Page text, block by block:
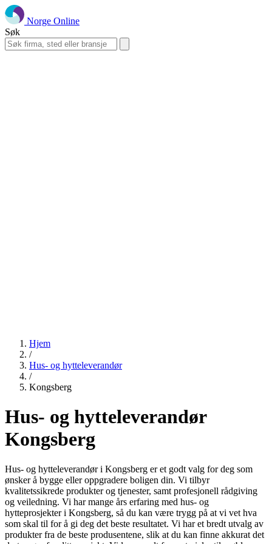
Norge Online
Søk
Hjem
/
Hus- og hytteleverandør
/
Kongsberg
Hus- og hytteleverandør
Kongsberg
Hus- og hytteleverandør i Kongsberg er et godt valg for deg som
ønsker å bygge eller oppgradere boligen din. Vi tilbyr
kvalitetssikrede produkter og tjenester, samt profesjonell rådgiving
og veiledning. Vi har mange års erfaring med hus- og
hytteprosjekter i Kongsberg, så du kan være trygg på at vi vet hva
som skal til for å gi deg det beste resultatet. Vi har et bredt utvalg av
produkter fra de beste produsentene, slik at du kan finne akkurat det